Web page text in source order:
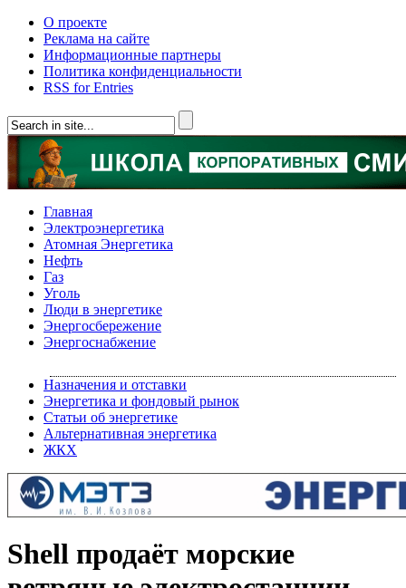
О проекте
Реклама на сайте
Информационные партнеры
Политика конфиденциальности
RSS for Entries
Главная
Электроэнергетика
Атомная Энергетика
Нефть
Газ
Уголь
Люди в энергетике
Энергосбережение
Энергоснабжение
Назначения и отставки
Энергетика и фондовый рынок
Статьи об энергетике
Альтернативная энергетика
ЖКХ
Shell продаёт морские